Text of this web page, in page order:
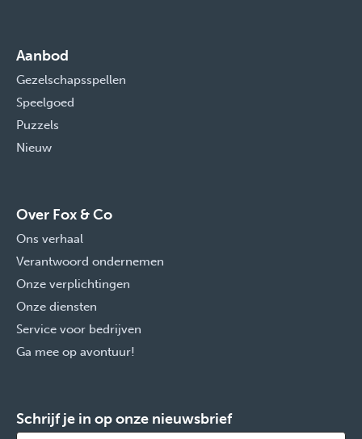
Aanbod
Gezelschapsspellen
Speelgoed
Puzzels
Nieuw
Over Fox & Co
Ons verhaal
Verantwoord ondernemen
Onze verplichtingen
Onze diensten
Service voor bedrijven
Ga mee op avontuur!
Schrijf je in op onze nieuwsbrief